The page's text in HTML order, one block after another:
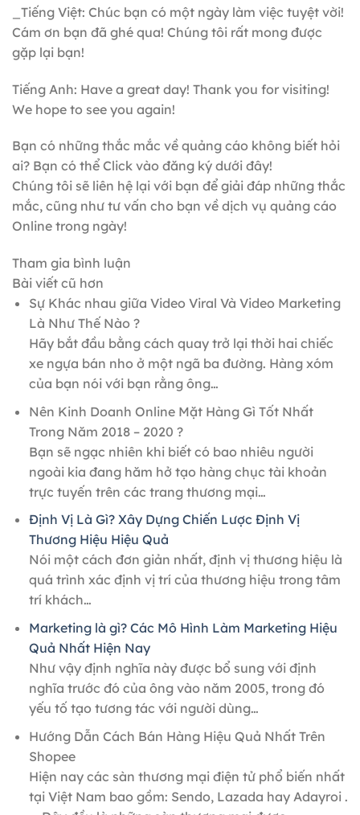
_Tiếng Việt: Chúc bạn có một ngày làm việc tuyệt vời!
Cám ơn bạn đã ghé qua! Chúng tôi rất mong được
gặp lại bạn!
Tiếng Anh: Have a great day! Thank you for visiting!
We hope to see you again!
Bạn có những thắc mắc về quảng cáo không biết hỏi
ai? Bạn có thể Click vào đăng ký dưới đây!
Chúng tôi sẽ liên hệ lại với bạn để giải đáp những thắc
mắc, cũng như tư vấn cho bạn về dịch vụ quảng cáo
Online trong ngày!
Tham gia bình luận
Bài viết cũ hơn
Sự Khác nhau giữa Video Viral Và Video Marketing
Là Như Thế Nào ?
Hãy bắt đầu bằng cách quay trở lại thời hai chiếc
xe ngựa bán nho ở một ngã ba đường. Hàng xóm
của bạn nói với bạn rằng ông…
Nên Kinh Doanh Online Mặt Hàng Gì Tốt Nhất
Trong Năm 2018 – 2020 ?
Bạn sẽ ngạc nhiên khi biết có bao nhiêu người
ngoài kia đang hăm hở tạo hàng chục tài khoản
trực tuyến trên các trang thương mại…
Định Vị Là Gì? Xây Dựng Chiến Lược Định Vị
Thương Hiệu Hiệu Quả
Nói một cách đơn giản nhất, định vị thương hiệu là
quá trình xác định vị trí của thương hiệu trong tâm
trí khách…
Marketing là gì? Các Mô Hình Làm Marketing Hiệu
Quả Nhất Hiện Nay
Như vậy định nghĩa này được bổ sung với định
nghĩa trước đó của ông vào năm 2005, trong đó
yếu tố tạo tương tác với người dùng…
Hướng Dẫn Cách Bán Hàng Hiệu Quả Nhất Trên
Shopee
Hiện nay các sàn thương mại điện tử phổ biến nhất
tại Việt Nam bao gồm: Sendo, Lazada hay Adayroi .